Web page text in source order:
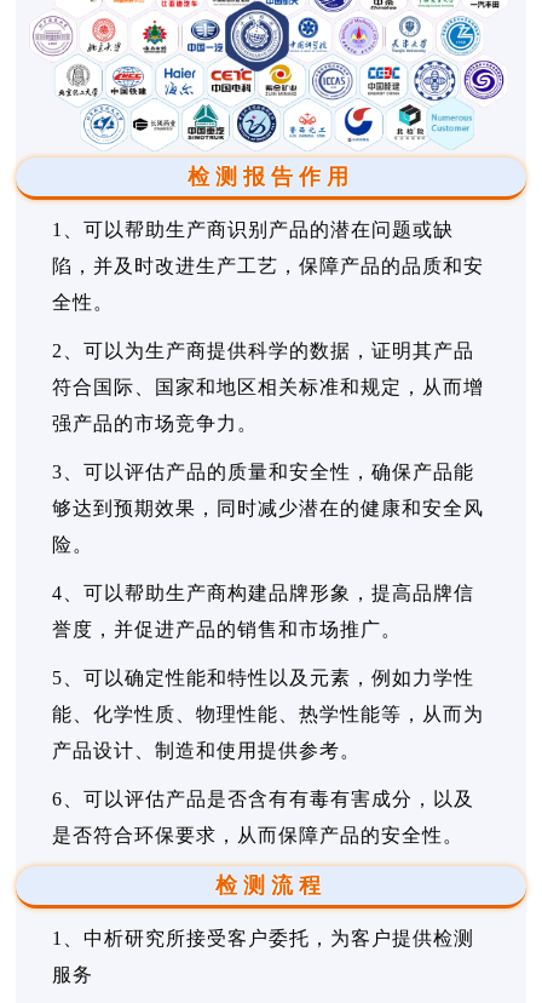
检测报告作用
1、可以帮助生产商识别产品的潜在问题或缺
陷，并及时改进生产工艺，保障产品的品质和安
全性。
2、可以为生产商提供科学的数据，证明其产品
符合国际、国家和地区相关标准和规定，从而增
强产品的市场竞争力。
3、可以评估产品的质量和安全性，确保产品能
够达到预期效果，同时减少潜在的健康和安全风
险。
4、可以帮助生产商构建品牌形象，提高品牌信
誉度，并促进产品的销售和市场推广。
5、可以确定性能和特性以及元素，例如力学性
能、化学性质、物理性能、热学性能等，从而为
产品设计、制造和使用提供参考。
6、可以评估产品是否含有有毒有害成分，以及
是否符合环保要求，从而保障产品的安全性。
检测流程
1、中析研究所接受客户委托，为客户提供检测
服务